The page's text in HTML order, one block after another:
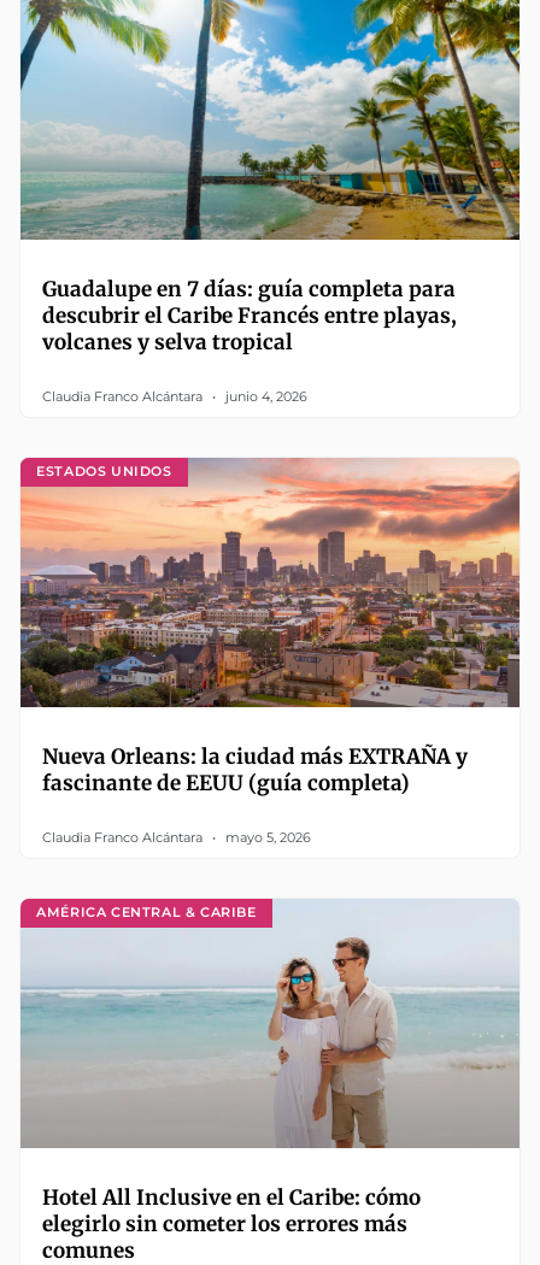
Guadalupe en 7 días: guía completa para
descubrir el Caribe Francés entre playas,
volcanes y selva tropical
Claudia Franco Alcántara junio 4, 2026
ESTADOS UNIDOS
Nueva Orleans: la ciudad más EXTRAÑA y
fascinante de EEUU (guía completa)
Claudia Franco Alcántara mayo 5, 2026
AMÉRICA CENTRAL & CARIBE
Hotel All Inclusive en el Caribe: cómo
elegirlo sin cometer los errores más
comunes